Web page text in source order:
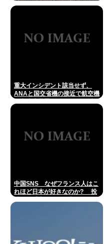
重大インシデント該当せず、
ANAと国交省機の接近で航空機
中国SNS なぜフランス人はこ
れほど日本が好きなのか? 投